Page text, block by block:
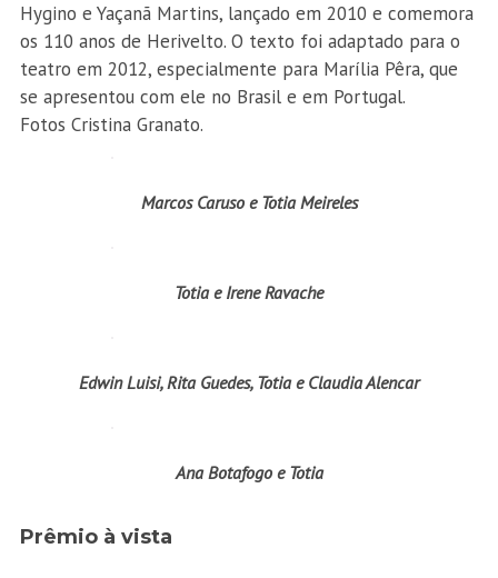
Hygino e Yaçanã Martins, lançado em 2010 e comemora
os 110 anos de Herivelto. O texto foi adaptado para o
teatro em 2012, especialmente para Marília Pêra, que
se apresentou com ele no Brasil e em Portugal.
Fotos Cristina Granato.
Marcos Caruso e Totia Meireles
Totia e Irene Ravache
Edwin Luisi, Rita Guedes, Totia e Claudia Alencar
Ana Botafogo e Totia
Prêmio à vista